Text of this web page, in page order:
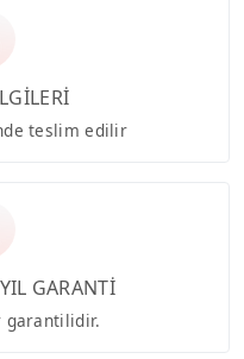
teslim edilir
GARANTİ